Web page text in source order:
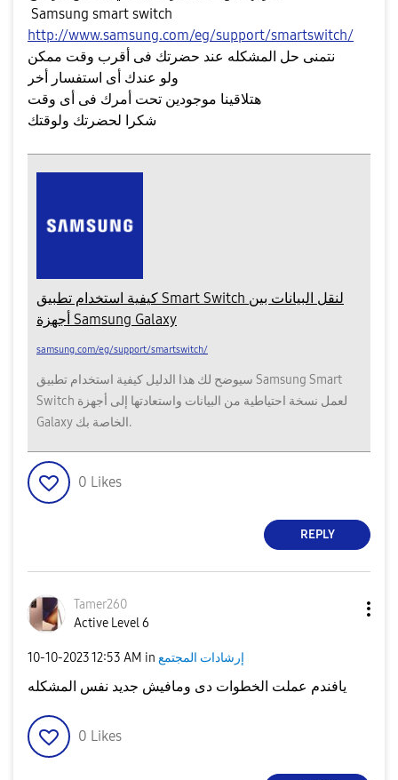
Samsung smart switch
http://www.samsung.com/eg/support/smartswitch/
نتمنى حل المشكله عند حضرتك فى أقرب وقت ممكن
ولو عندك أى استفسار أخر
هتلاقينا موجودين تحت أمرك فى أى وقت
شكرا لحضرتك ولوقتك
كيفية استخدام تطبيق Smart Switch لنقل البيانات بين
أجهزة Samsung Galaxy
samsung.com/eg/support/smartswitch/
سيوضح لك هذا الدليل كيفية استخدام تطبيق Samsung Smart
Switch لعمل نسخة احتياطية من البيانات واستعادتها إلى أجهزة
Galaxy الخاصة بك.
0 Likes
REPLY
Tamer260
Active Level 6
‎10-10-202312:53 AM in إرشادات المجتمع
يافندم عملت الخطوات دى ومافيش جديد نفس المشكله
0 Likes